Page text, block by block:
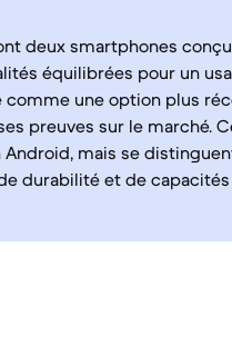
deux smartphones
équilibrées pour un
comme une option plus
preuves sur le marché.
mais se
durabilité et de capacités